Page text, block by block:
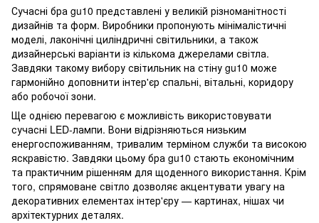
Сучасні бра gu10 представлені у великій різноманітності
дизайнів та форм. Виробники пропонують мінімалістичні
моделі, лаконічні циліндричні світильники, а також
дизайнерські варіанти із кількома джерелами світла.
Завдяки такому вибору світильник на стіну gu10 може
гармонійно доповнити інтер'єр спальні, вітальні, коридору
або робочої зони.
Ще однією перевагою є можливість використовувати
сучасні LED-лампи. Вони відрізняються низьким
енергоспоживанням, тривалим терміном служби та високою
яскравістю. Завдяки цьому бра gu10 стають економічним
та практичним рішенням для щоденного використання. Крім
того, спрямоване світло дозволяє акцентувати увагу на
декоративних елементах інтер'єру — картинах, нішах чи
архітектурних деталях.